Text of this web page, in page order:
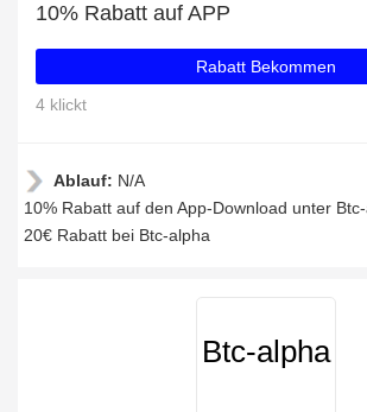
10% Rabatt auf APP
Rabatt Bekommen
4 klickt
Ablauf: N/A
10% Rabatt auf den App-Download unter
20€ Rabatt bei Btc-alpha
Btc-alpha